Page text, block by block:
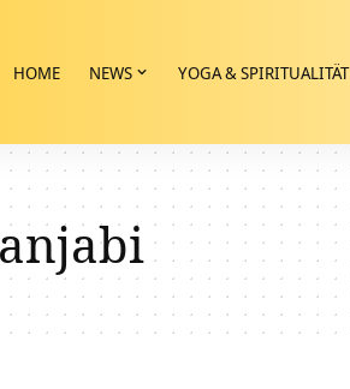
HOME NEWS YOGA & SPIRITUALITÄT